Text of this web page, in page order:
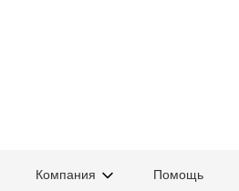
Компания Помощь